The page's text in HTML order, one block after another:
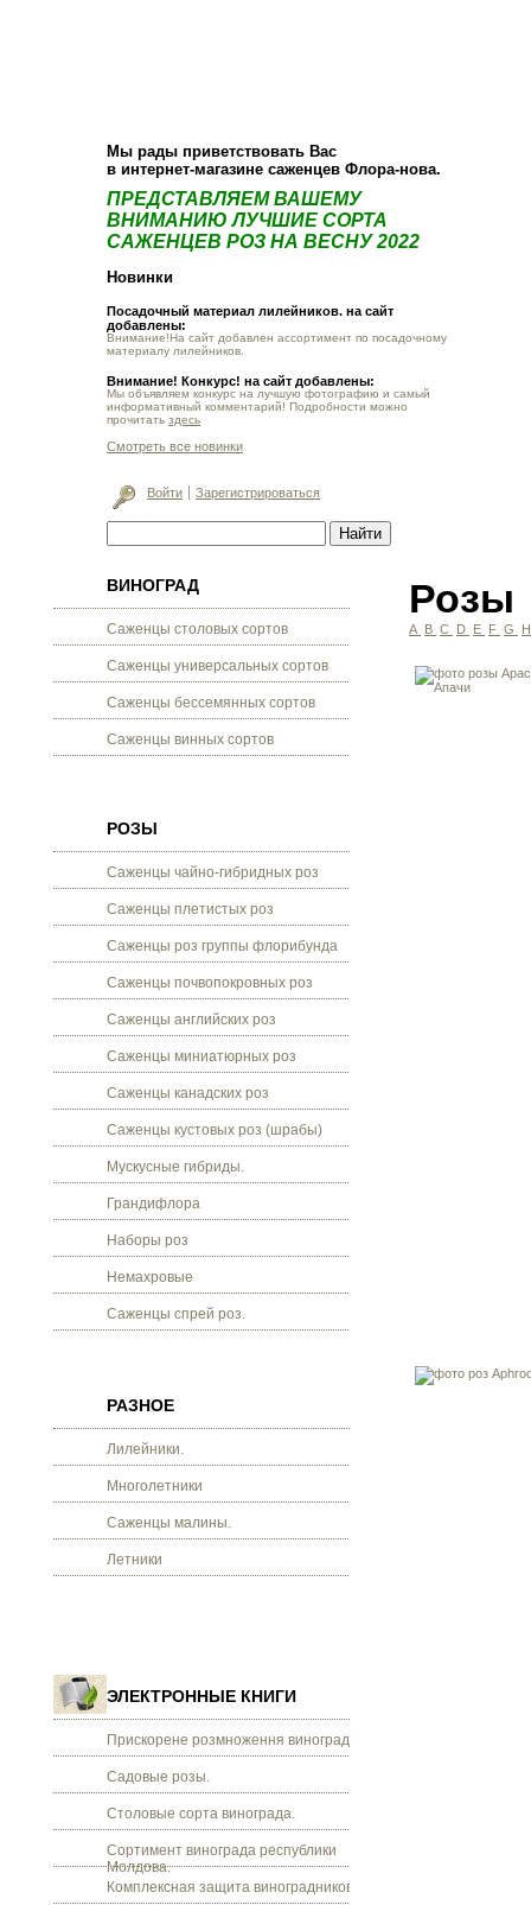
Мы рады приветствовать Вас
в интернет-магазине саженцев Флора-нова.
ПРЕДСТАВЛЯЕМ ВАШЕМУ
ВНИМАНИЮ ЛУЧШИЕ СОРТА
САЖЕНЦЕВ РОЗ НА ВЕСНУ 2022
Новинки
Посадочный материал лилейников. на сайт
добавлены:
Внимание!На сайт добавлен ассортимент по посадочному
материалу лилейников.
Внимание! Конкурс! на сайт добавлены:
Мы объявляем конкурс на лучшую фотографию и самый
информативный комментарий! Подробности можно
прочитать здесь
Смотреть все новинки
Войти Зарегистрироваться
ВИНОГРАД
Саженцы столовых сортов
Саженцы универсальных сортов
Саженцы бессемянных сортов
Саженцы винных сортов
РОЗЫ
Саженцы чайно-гибридных роз
Саженцы плетистых роз
Саженцы роз группы флорибунда
Саженцы почвопокровных роз
Саженцы английских роз
Саженцы миниатюрных роз
Саженцы канадских роз
Саженцы кустовых роз (шрабы)
Мускусные гибриды.
Грандифлора
Наборы роз
Немахровые
Саженцы спрей роз.
РАЗНОЕ
Лилейники.
Многолетники
Саженцы малины.
Летники
ЭЛЕКТРОННЫЕ КНИГИ
Прискорене розмноження винограду.
Садовые розы.
Столовые сорта винограда.
Сортимент винограда республики
Молдова.
Комплексная защита виноградников.
Розы
A B C D E F G